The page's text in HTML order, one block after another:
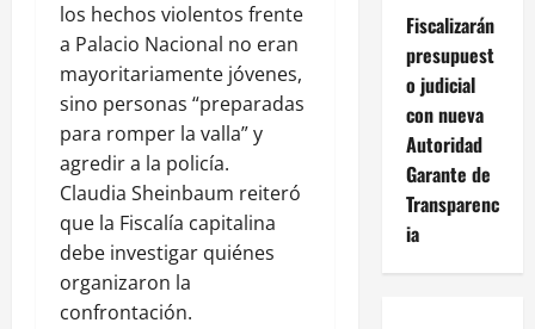
los hechos violentos frente
a Palacio Nacional no eran
mayoritariamente jóvenes,
sino personas “preparadas
para romper la valla” y
agredir a la policía.
Claudia Sheinbaum reiteró
que la Fiscalía capitalina
debe investigar quiénes
organizaron la
confrontación.
Fiscalizarán
presupuest
o judicial
con nueva
Autoridad
Garante de
Transparenc
ia